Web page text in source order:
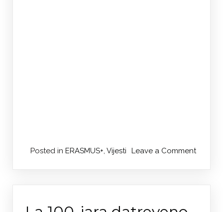
Posted in ERASMUS+, Vijesti Leave a Commenton